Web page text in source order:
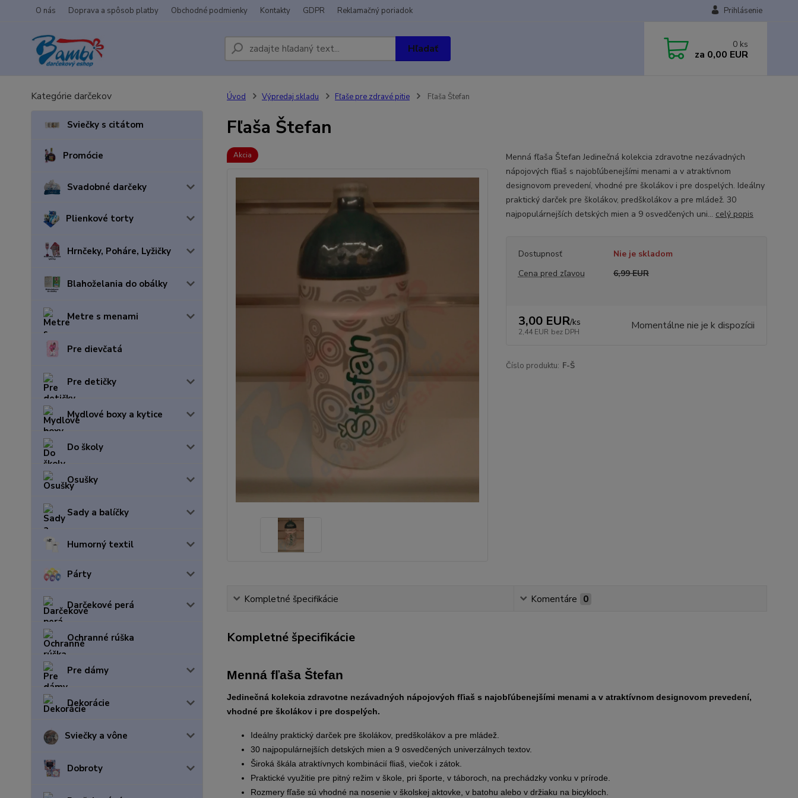
O nás Doprava a spôsob platby Obchodné podmienky Kontakty GDPR Reklamačný poriadok Prihlásenie
Hľadať 0 ks
za 0,00 EUR
Kategórie darčekov
Sviečky s citátom
Promócie
Svadobné darčeky
Plienkové torty
Hrnčeky, Poháre, Lyžičky
Blahoželania do obálky
Metre s menami
Pre dievčatá
Pre detičky
Mydlové boxy a kytice
Do školy
Osušky
Sady a balíčky
Humorný textil
Párty
Darčekové perá
Ochranné rúška
Pre dámy
Dekorácie
Sviečky a vône
Dobroty
Úvod Výpredaj skladu Fľaše pre zdravé pitie Fľaša Štefan
Fľaša Štefan
Akcia
Menná fľaša Štefan Jedinečná kolekcia zdravotne nezávadných
nápojových fľiaš s najobľúbenejšími menami a v atraktívnom
designovom prevedení, vhodné pre školákov i pre dospelých. Ideálny
praktický darček pre školákov, predškolákov a pre mládež. 30
najpopulárnejších detských mien a 9 osvedčených uni... celý popis
Dostupnosť
Nie je skladom
Cena pred zľavou
6,99 EUR
3,00 EUR/ks
2,44 EUR bez DPH Momentálne nie je k dispozícii
Číslo produktu: F-Š
Kompletné špecifikácie Komentáre 0
Kompletné špecifikácie
Menná fľaša Štefan
Jedinečná kolekcia zdravotne nezávadných nápojových fľiaš s najobľúbenejšími menami a v atraktívnom designovom prevedení,
vhodné pre školákov i pre dospelých.
Ideálny praktický darček pre školákov, predškolákov a pre mládež.
30 najpopulárnejších detských mien a 9 osvedčených univerzálnych textov.
Široká škála atraktívnych kombinácií fliaš, viečok i zátok.
Praktické využitie pre pitný režim v škole, pri športe, v táboroch, na prechádzky vonku v prírode.
Rozmery fľaše sú vhodné na nosenie v školskej aktovke, v batohu alebo v držiaku na bicykloch.